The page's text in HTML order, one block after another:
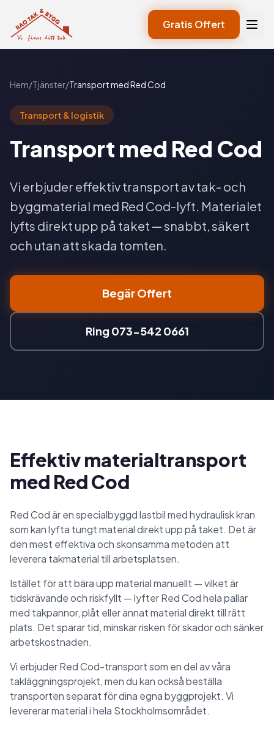
Gratis Offert
Hem/Tjänster/Transport med Red Cod
Transport & logistik
Transport med Red Cod
Vi erbjuder effektiv transport av tak- och
byggmaterial med Red Cod-lyft. Materialet
lyfts direkt upp på taket — snabbt, säkert
och utan att skada tomten.
Begär Offert
Ring 073-542 0661
Effektiv materialtransport
med Red Cod
Red Cod är en specialbyggd lastbil med hydraulisk kran
som kan lyfta tungt material direkt upp på taket. Det är
den mest effektiva och skonsamma metoden att
leverera takmaterial till arbetsplatsen.
Istället för att bära upp material manuellt — vilket är
tidskrävande och riskfyllt — lyfter Red Cod hela pallar
med takpannor, plåt eller annat material direkt till rätt
plats. Det sparar tid, minskar risken för skador och sänker
arbetskostnaden.
Vi erbjuder Red Cod-transport som en del av våra
takläggningsprojekt, men du kan också beställa
transporten separat för dina egna byggprojekt. Vi
levererar material i hela Stockholmsområdet.